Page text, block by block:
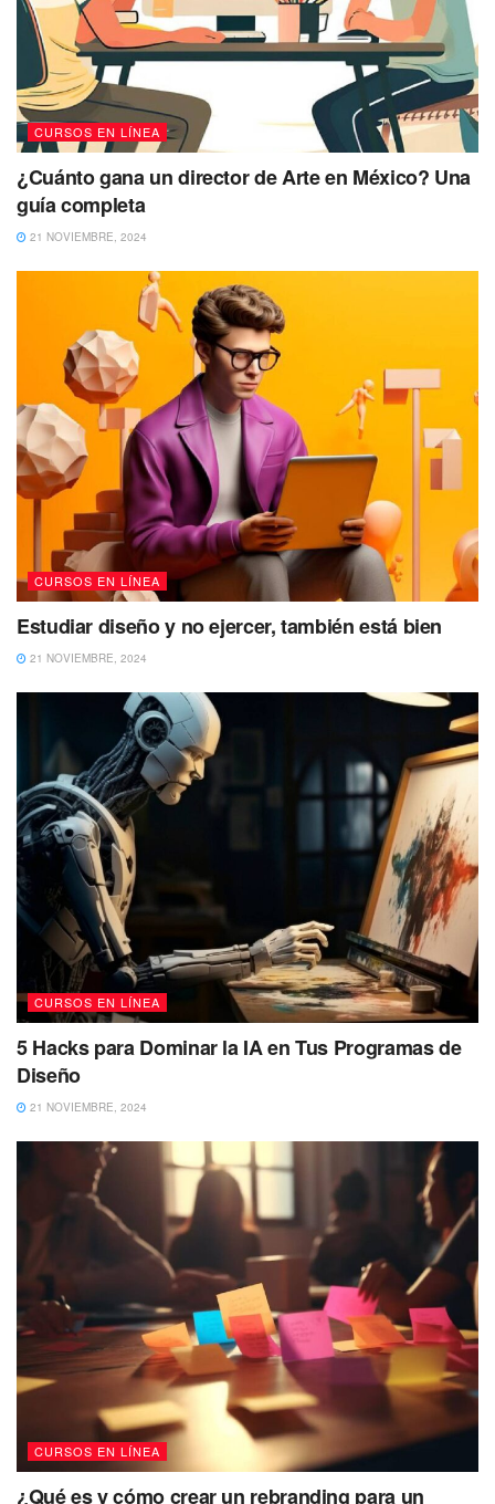
CURSOS EN LÍNEA
¿Cuánto gana un director de Arte en México? Una
guía completa
21 NOVIEMBRE, 2024
CURSOS EN LÍNEA
Estudiar diseño y no ejercer, también está bien
21 NOVIEMBRE, 2024
CURSOS EN LÍNEA
5 Hacks para Dominar la IA en Tus Programas de
Diseño
21 NOVIEMBRE, 2024
CURSOS EN LÍNEA
¿Qué es y cómo crear un rebranding para un